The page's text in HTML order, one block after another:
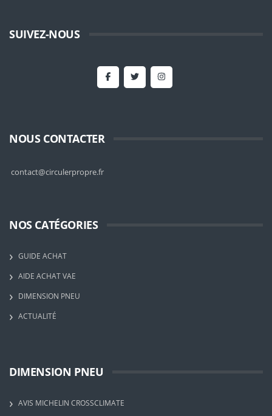
SUIVEZ-NOUS
NOUS CONTACTER
contact@circulerpropre.fr
NOS CATÉGORIES
GUIDE ACHAT
AIDE ACHAT VAE
DIMENSION PNEU
ACTUALITÉ
DIMENSION PNEU
AVIS MICHELIN CROSSCLIMATE